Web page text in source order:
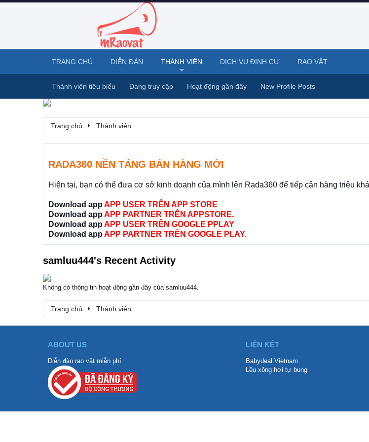
Trang chủ Thành viên
RADA360 NỀN TẢNG BÁN HÀNG MỚI
Hiện tại, bạn có thể đưa cơ sở kinh doanh của mình lên Rada360 để tiếp cận hàng triệu
Download app APP USER TRÊN APP STORE
Download app APP PARTNER TRÊN APPSTORE.
Download app APP USER TRÊN GOOGLE PPLAY
Download app APP PARTNER TRÊN GOOGLE PLAY.
samluu444's Recent Activity
Không có thông tin hoạt động gần đây của samluu444.
Trang chủ Thành viên
TRANG CHỦ DIỄN ĐÀN THÀNH VIÊN
Thành viên tiêu biểu Đang truy cập Hoạt động gần đây New Profile Posts
DỊCH VỤ ĐỊNH CƯ RAO VẶT
ABOUT US
Diễn đàn rao vặt miễn phí
LIÊN KẾT
Babydeal Vietnam
Lều xông hơi tự bung